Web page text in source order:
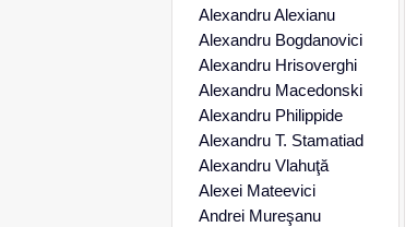
Alexandru Alexianu
Alexandru Bogdanovici
Alexandru Hrisoverghi
Alexandru Macedonski
Alexandru Philippide
Alexandru T. Stamatiad
Alexandru Vlahuţă
Alexei Mateevici
Andrei Mureşanu